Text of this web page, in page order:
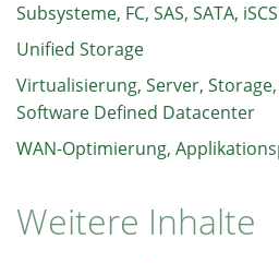
Subsysteme, FC, SAS, SATA,
Unified Storage
Virtualisierung, Server, Storage,
Software Defined Datacenter
WAN-Optimierung,
Weitere Inhalte